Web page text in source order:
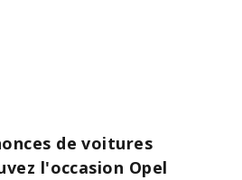
de voitures
l'occasion Opel